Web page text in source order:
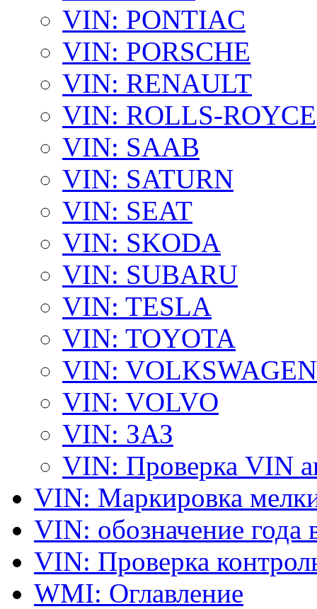
VIN: PONTIAC
VIN: PORSCHE
VIN: RENAULT
VIN: ROLLS-ROYCE
VIN: SAAB
VIN: SATURN
VIN: SEAT
VIN: SKODA
VIN: SUBARU
VIN: TESLA
VIN: TOYOTA
VIN: VOLKSWAGEN
VIN: VOLVO
VIN: ЗАЗ
VIN: Проверка VIN
VIN: Маркировка
VIN: обозначение года
VIN: Проверка
WMI: Оглавление